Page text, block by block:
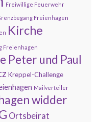
Freiwillige Feuerwehr
Freienhagen
Kirche
Freienhagen
Peter und Paul
Kreppel-Challenge
Mailverteiler
widder
Ortsbeirat